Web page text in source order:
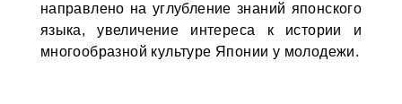
направлено на углубление знаний японского
языка, увеличение интереса к истории и
многообразной культуре Японии у молодежи.